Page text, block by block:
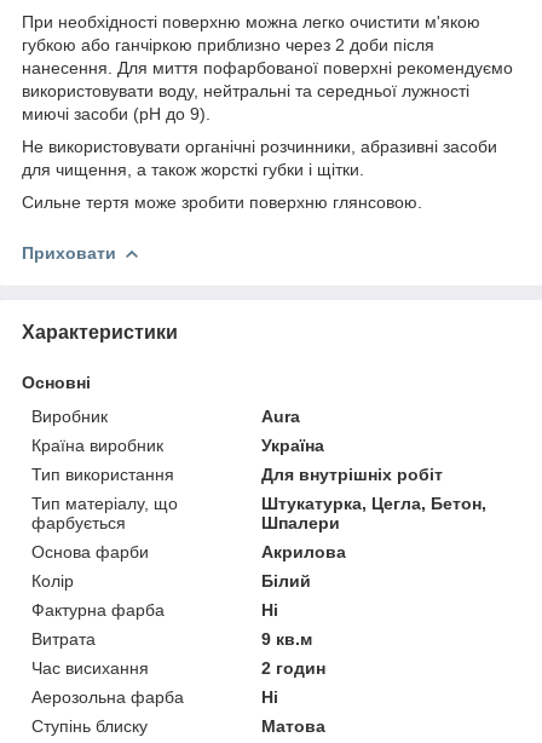
При необхідності поверхню можна легко очистити м'якою
губкою або ганчіркою приблизно через 2 доби після
нанесення. Для миття пофарбованої поверхні рекомендуємо
використовувати воду, нейтральні та середньої лужності
миючі засоби (рН до 9).
Не використовувати органічні розчинники, абразивні засоби
для чищення, а також жорсткі губки і щітки.
Сильне тертя може зробити поверхню глянсовою.
Приховати
Характеристики
Основні
Виробник
Aura
Країна виробник
Україна
Тип використання
Для внутрішніх робіт
Тип матеріалу, що
фарбується
Штукатурка, Цегла, Бетон,
Шпалери
Основа фарби
Акрилова
Колір
Білий
Фактурна фарба
Ні
Витрата
9 кв.м
Час висихання
2 годин
Аерозольна фарба
Ні
Ступінь блиску
Матова